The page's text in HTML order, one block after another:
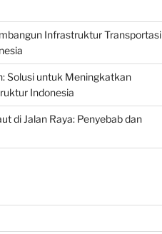
Infrastruktur Transportasi
Solusi untuk Meningkatkan
Indonesia
di Jalan Raya: Penyebab dan